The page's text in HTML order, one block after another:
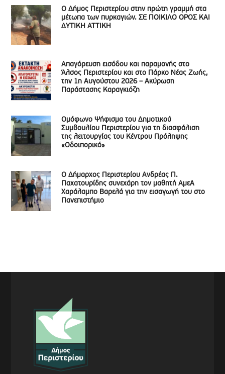
Ο Δήμος Περιστερίου στην πρώτη γραμμή στα
μέτωπα των πυρκαγιών. ΣΕ ΠΟΙΚΙΛΟ ΟΡΟΣ ΚΑΙ
ΔΥΤΙΚΗ ΑΤΤΙΚΗ
Απαγόρευση εισόδου και παραμονής στο
Άλσος Περιστερίου και στο Πάρκο Νέας Ζωής,
την 1η Αυγούστου 2026 – Ακύρωση
Παράστασης Καραγκιόζη
Ομόφωνο Ψήφισμα του Δημοτικού
Συμβουλίου Περιστερίου για τη διασφάλιση
της λειτουργίας του Κέντρου Πρόληψης
«Οδοιπορικό»
Ο Δήμαρχος Περιστερίου Ανδρέας Π.
Παχατουρίδης συνεχάρη τον μαθητή ΑμεΑ
Χαράλαμπο Βαρελά για την εισαγωγή του στο
Πανεπιστήμιο